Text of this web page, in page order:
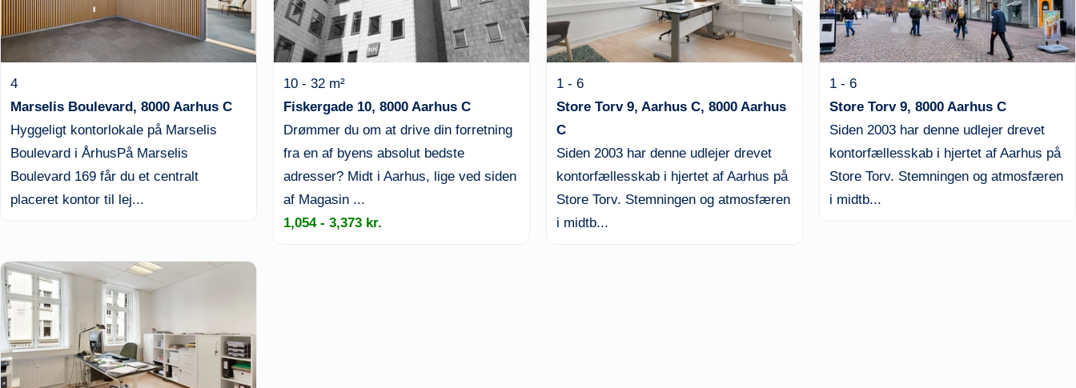
4
Marselis Boulevard, 8000 Aarhus C
Hyggeligt kontorlokale på Marselis
Boulevard i ÅrhusPå Marselis
Boulevard 169 får du et centralt
placeret kontor til lej...
10 - 32 m²
Fiskergade 10, 8000 Aarhus C
Drømmer du om at drive din forretning
fra en af byens absolut bedste
adresser? Midt i Aarhus, lige ved siden
af Magasin ...
1,054 - 3,373 kr.
1 - 6
Store Torv 9, Aarhus C, 8000 Aarhus
C
Siden 2003 har denne udlejer drevet
kontorfællesskab i hjertet af Aarhus på
Store Torv. Stemningen og atmosfæren
i midtb...
1 - 6
Store Torv 9, 8000 Aarhus C
Siden 2003 har denne udlejer drevet
kontorfællesskab i hjertet af Aarhus på
Store Torv. Stemningen og atmosfæren
i midtb...